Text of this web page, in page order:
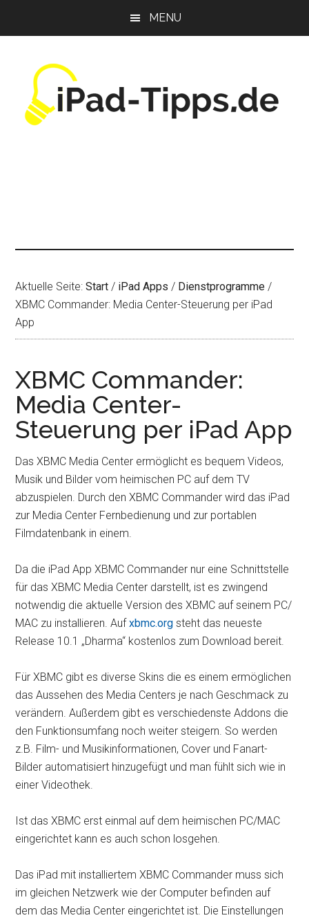
MENU
Aktuelle Seite:Start / iPad Apps / Dienstprogramme /
XBMC Commander: Media Center-Steuerung per iPad
App
XBMC Commander:
Media Center-
Steuerung per iPad App
Das XBMC Media Center ermöglicht es bequem Videos,
Musik und Bilder vom heimischen PC auf dem TV
abzuspielen. Durch den XBMC Commander wird das iPad
zur Media Center Fernbedienung und zur portablen
Filmdatenbank in einem.
Da die iPad App XBMC Commander nur eine Schnittstelle
für das XBMC Media Center darstellt, ist es zwingend
notwendig die aktuelle Version des XBMC auf seinem PC/
MAC zu installieren. Aufxbmc.org steht das neueste
Release 10.1 „Dharma“ kostenlos zum Download bereit.
Für XBMC gibt es diverse Skins die es einem ermöglichen
das Aussehen des Media Centers je nach Geschmack zu
verändern. Außerdem gibt es verschiedenste Addons die
den Funktionsumfang noch weiter steigern. So werden
z.B. Film- und Musikinformationen, Cover und Fanart-
Bilder automatisiert hinzugefügt und man fühlt sich wie in
einer Videothek.
Ist das XBMC erst einmal auf dem heimischen PC/MAC
eingerichtet kann es auch schon losgehen.
Das iPad mit installiertem XBMC Commander muss sich
im gleichen Netzwerk wie der Computer befinden auf
dem das Media Center eingerichtet ist. Die Einstellungen